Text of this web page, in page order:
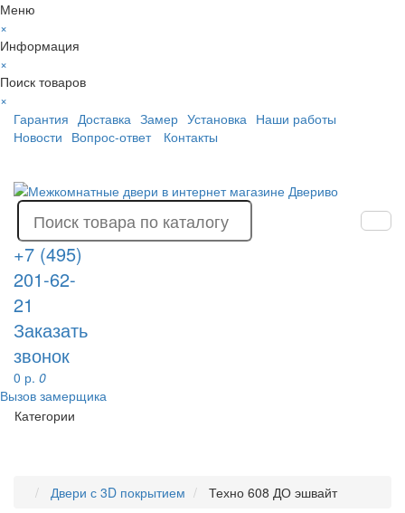
Меню
×
Информация
×
Поиск товаров
×
Гарантия Доставка Замер Установка Наши работы
Новости Вопрос-ответ Контакты
+7 (495)
201-62-
21
Заказать
звонок
0 р. 0
Вызов замерщика
Категории
Двери с 3D покрытием Техно 608 ДО эшвайт